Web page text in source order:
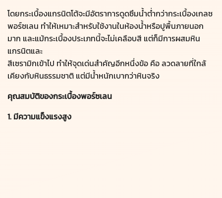
โดยกระเบื้องแกรนิตโต้จะมีอัตราการดูดซึมน้ำต่ำกว่ากระเบื้องเกลซ
พอร์ซเลน ทำให้เหมาะสำหรับใช้งานในห้องน้ำหรือปูพื้นภายนอก
มาก และแม้กระเบื้องประเภทนี้จะไม่เคลือบสี แต่ก็มีการผสมหิน
แกรนิตและ
สีเซรามิกเข้าไป ทำให้จุดเด่นสำคัญอีกหนึ่งข้อ คือ ลวดลายที่ใกล้
เคียงกับหินธรรมชาติ แต่มีน้ำหนักเบากว่าหินจริง
คุณสมบัติของกระเบื้องพอร์ซเลน
1. มีความแข็งแรงสูง